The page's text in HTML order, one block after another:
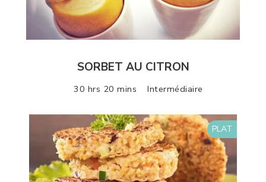
SORBET AU CITRON
30 hrs 20 mins Intermédiaire
PLAT